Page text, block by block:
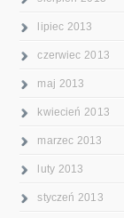
lipiec 2013
czerwiec 2013
maj 2013
kwiecień 2013
marzec 2013
luty 2013
styczeń 2013